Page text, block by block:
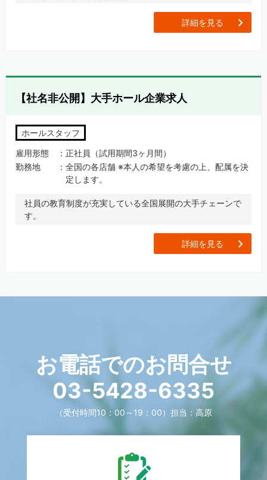
詳細を見る
【社名非公開】大手ホール企業求人
ホールスタッフ
雇用形態
正社員（試用期間3ヶ月間）
勤務地
全国の各店舗 ※本人の希望を考慮の上、配属を決
定します。
社員の教育制度が充実している全国展開の大手チェーンで
す。
詳細を見る
お電話でのお問合せ
03-5428-6335
（受付時間10：00～19：00） 担当：高原